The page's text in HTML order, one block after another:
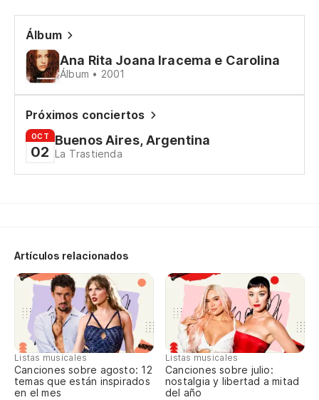
Álbum
Ana Rita Joana Iracema e Carolina
Álbum • 2001
Próximos conciertos
OCT
02
Buenos Aires, Argentina
La Trastienda
Artículos relacionados
Listas musicales
Canciones sobre agosto: 12
temas que están inspirados
en el mes
Listas musicales
Canciones sobre julio:
nostalgia y libertad a mitad
del año